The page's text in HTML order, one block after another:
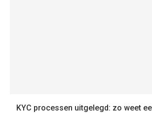
KYC processen uitgelegd: zo weet